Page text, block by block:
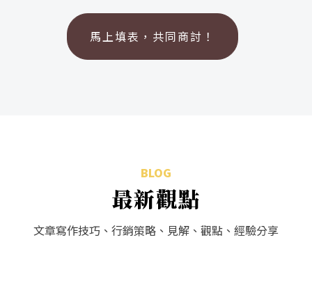
馬上填表，共同商討！
BLOG
最新觀點
文章寫作技巧、行銷策略、見解、觀點、經驗分享